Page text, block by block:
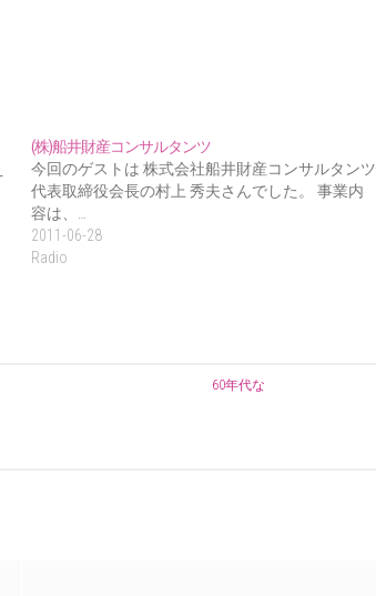
(株)船井財産コンサルタンツ
今回のゲストは 株式会社船井財産コンサルタンツ
代表取締役会長の村上 秀夫さんでした。 事業内
容は、…
2011-06-28
Radio
60年代な